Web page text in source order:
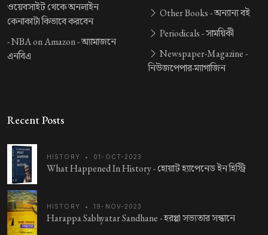
ওয়েবসাইট থেকে অনলাইন
কেনাকাটা কিভাবে করবেন
-NBA on Amazon -অ্যামাজনে
এনবিএ
Other Books -অন্যান্য বই
Periodicals -সাময়িকী
Newspaper-Magazine -
নিউজপেপার-ম্যাগাজিন
Recent Posts
HISTORY • 01-OCT-2023
What Happened In History -হোয়াট হ্যাপেনেড ইন হিস্ট্রি
HISTORY • 19-NOV-2023
Harappa Sabhyatar Sandhane -হরপ্পা সভ্যতার সন্ধানে